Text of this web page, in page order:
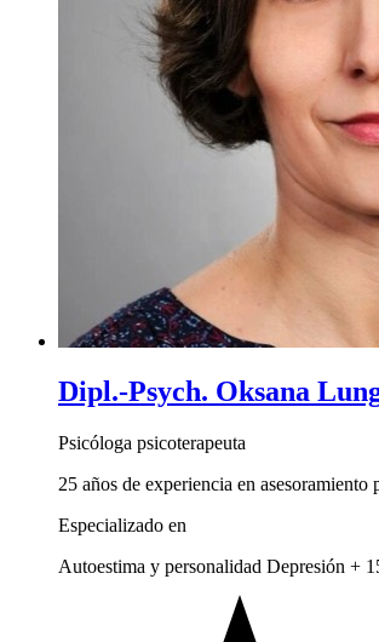
Dipl.-Psych. Oksana
Psicóloga psicoterapeuta
25 años de experiencia en asesoramiento
Especializado en
Autoestima y personalidad Depresión +